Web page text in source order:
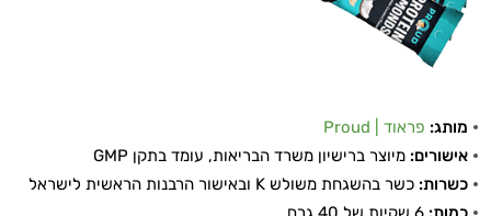
מותג: פראוד | Proud
אישורים: מיוצר ברישיון משרד הבריאות, עומד בתקן GMP
כשרות: כשר בהשגחת משולש K ובאישור הרבנות הראשית לישראל